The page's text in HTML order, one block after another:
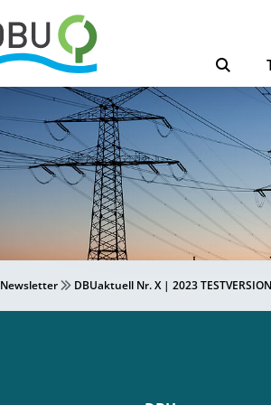
Newsletter DBUaktuell Nr. X | 2023 TESTVERSION